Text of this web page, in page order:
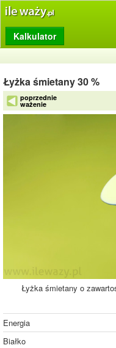
Produkty
Dziennik
Przelicznik
Porównywarka
Kalkulator
Łyżka śmietany 30 %
poprzednie
ważenie
Łyżka śmietany o
Energia
Białko